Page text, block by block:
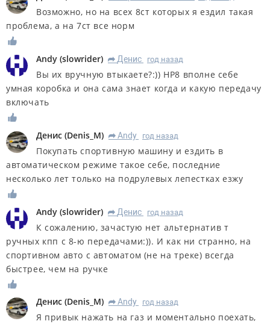
Возможно, но на всех 8ст которых я ездил такая
проблема, а на 7ст все норм
Andy (slowrider) R Денис год назад
Вы их вручную втыкаете?:)) НР8 вполне себе
умная коробка и она сама знает когда и какую передачу
включать
Денис (Denis_M) R Andy год назад
Покупать спортивную машину и ездить в
автоматическом режиме такое себе, последние
несколько лет только на подрулевых лепестках езжу
Andy (slowrider) R Денис год назад
К сожалению, зачастую нет альтернатив т
ручных кпп с 8-ю передачами:)). И как ни странно, на
спортивном авто с автоматом (не на треке) всегда
быстрее, чем на ручке
Денис (Denis_M) R Andy год назад
Я привык нажать на газ и моментально поехать,